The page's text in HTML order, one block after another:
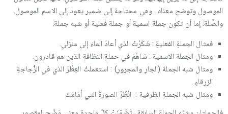
الموصول وتوضح معناه. وهي محتاجة إلى ضمير يعود إلى الاسم الموصول.
والصِّلة: إما أن تكون جملة اسمية أو جملة فعلية أو شبه جملة.
فمثال الجملةِ الفعليةِ : شَكَرْتُ الذي أعادَ الماءَ إلى منزلي.
ومثال الجملة الاسمية : سَاهَمَ في حملةِ النظافةِ الذين هم قادرون.
ومثال شبه الجملة (الجارِ والمجرورِ) : استعملتُ العِطْرَ الذي في الزُّجاجةِ
الزرقاءِ.
ومثال شبه الجملةِ الظرفية : انْظُرْ الصورةَ التي أمَامَكَ